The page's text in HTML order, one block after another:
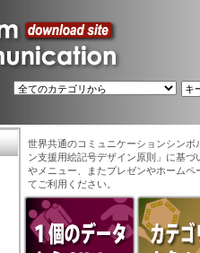
世界共通のコミュニケーションシン
ン支援用絵記号デザイン原則」に基
やメニュー、またプレゼンやホーム
てご利用ください。